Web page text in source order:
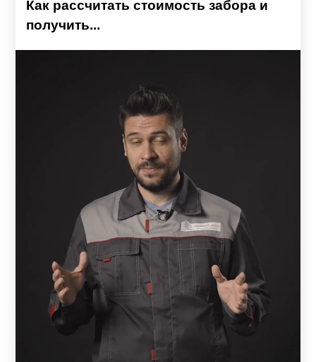
Как рассчитать стоимость забора и
получить...